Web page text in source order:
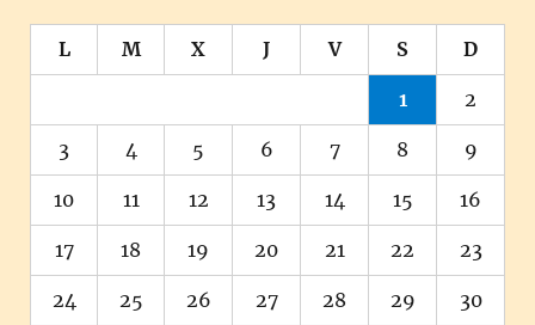
L M X J V S D
1 2
3 4 5 6 7 8 9
10 11 12 13 14 15 16
17 18 19 20 21 22 23
24 25 26 27 28 29 30